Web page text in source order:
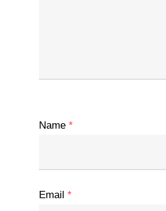
Name *
Email *